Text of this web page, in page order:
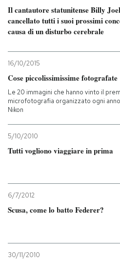
Il cantautore statunitense Billy
cancellato tutti i suoi prossimi
causa di un disturbo cerebrale
16/10/2015
Cose piccolissimissime fotografate
Le 20 immagini che hanno vinto il
microfotografia organizzato ogni
Nikon
5/10/2010
Tutti vogliono viaggiare in prima
6/7/2012
Scusa, come lo batto Federer?
30/11/2010